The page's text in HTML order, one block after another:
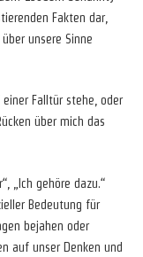
Fakten dar,
unsere Sinne
Falltür stehe, oder
über mich das
„Ich gehöre dazu.“
Bedeutung für
bejahen oder
auf unser Denken und